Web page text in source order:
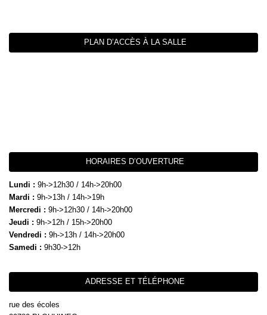
PLAN D’ACCÈS À LA SALLE
HORAIRES D’OUVERTURE
Lundi : 9h->12h30 / 14h->20h00
Mardi : 9h->13h / 14h->19h
Mercredi : 9h->12h30 / 14h->20h00
Jeudi : 9h->12h / 15h->20h00
Vendredi : 9h->13h / 14h->20h00
Samedi : 9h30->12h
ADRESSE ET TÉLÉPHONE
rue des écoles